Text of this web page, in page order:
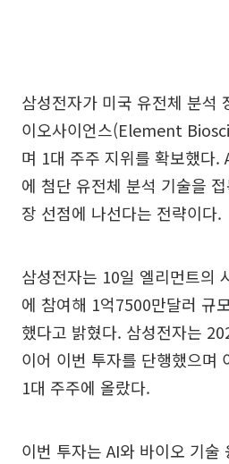
삼성전자가 미국 유전체 분석
이오사이언스(Element
며 1대 주주 지위를 확보했다.
에 첨단 유전체 분석 기술을
장 선점에 나선다는 전략이다.
삼성전자는 10일 엘리먼트의
에 참여해 1억7500만달러 규
했다고 밝혔다. 삼성전자는
이어 이번 투자를 단행했으며
1대 주주에 올랐다.
이번 투자는 AI와 바이오 기술